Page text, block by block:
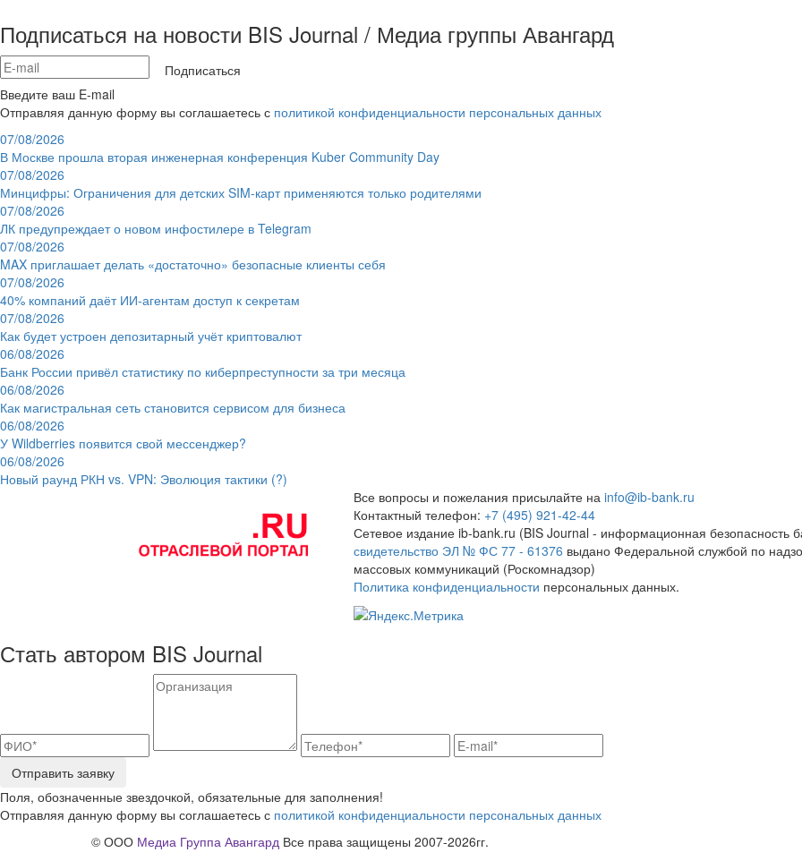
Подписаться на новости BIS Journal / Медиа группы Авангард
Подписаться
Введите ваш E-mail
Отправляя данную форму вы соглашаетесь с политикой конфиденциальности персональных данных
07/08/2026
В Москве прошла вторая инженерная конференция Kuber Community Day
07/08/2026
Минцифры: Ограничения для детских SIM-карт применяются только родителями
07/08/2026
ЛК предупреждает о новом инфостилере в Telegram
07/08/2026
MAX приглашает делать «достаточно» безопасные клиенты себя
07/08/2026
40% компаний даёт ИИ‑агентам доступ к секретам
07/08/2026
Как будет устроен депозитарный учёт криптовалют
06/08/2026
Банк России привёл статистику по киберпреступности за три месяца
06/08/2026
Как магистральная сеть становится сервисом для бизнеса
06/08/2026
У Wildberries появится свой мессенджер?
06/08/2026
Новый раунд РКН vs. VPN: Эволюция тактики (?)
Все вопросы и пожелания присылайте на info@ib-bank.ru
Контактный телефон: +7 (495) 921-42-44
Сетевое издание ib-bank.ru (BIS Journal - информационная безопасность
свидетельство ЭЛ № ФС 77 - 61376 выдано Федеральной службой по
массовых коммуникаций (Роскомнадзор)
Политика конфиденциальности персональных данных.
Стать автором BIS Journal
Отправить заявку
Поля, обозначенные звездочкой, обязательные для заполнения!
Отправляя данную форму вы соглашаетесь с политикой конфиденциальности персональных данных
© ООО Медиа Группа Авангард Все права защищены 2007-2026гг.